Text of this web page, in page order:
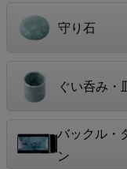
守り石
ぐい呑み・
バックル・
ン